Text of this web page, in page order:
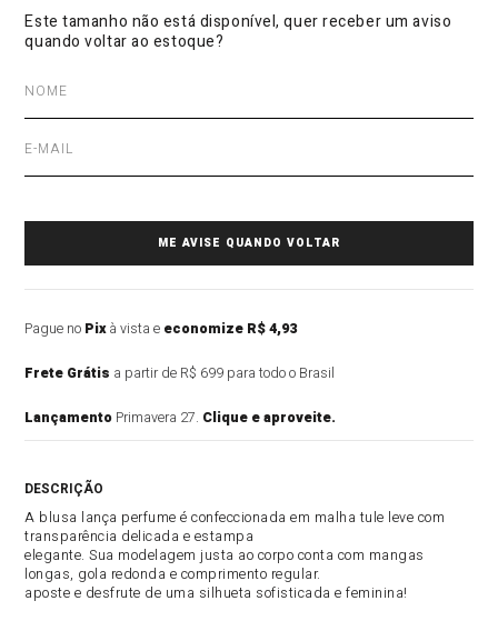
Pague no Pixà vista e economize R$ 4,93
Frete Grátis a partir de R$ 699 para todo o Brasil
Lançamento Primavera 27. Clique e aproveite.
A blusa lança perfume é confeccionada em malha tule leve com
transparência delicada e estampa
elegante. Sua modelagem justa ao corpo conta com mangas
longas, gola redonda e comprimento regular.
aposte e desfrute de uma silhueta sofisticada e feminina!